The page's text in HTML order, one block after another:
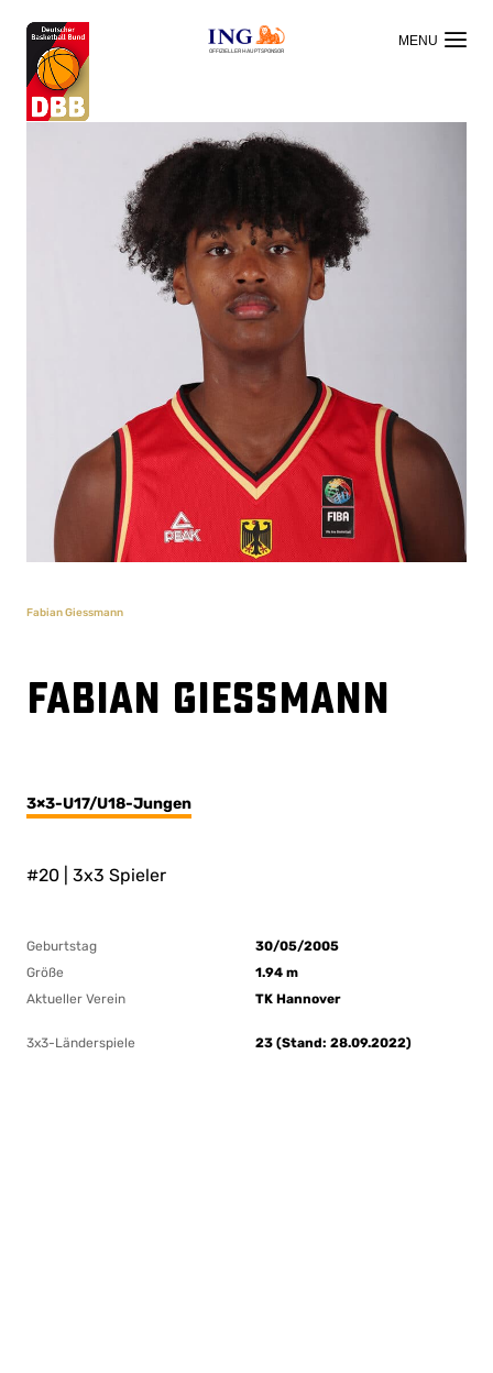
OFFIZIELLER HAUPTSPONSOR
Fabian Giessmann
Fabian Giessmann
3×3-U17/U18-Jungen
#20 | 3x3 Spieler
Geburtstag
30/05/2005
Größe
1.94 m
Aktueller Verein
TK Hannover
3x3-Länderspiele 23 (Stand: 28.09.2022)